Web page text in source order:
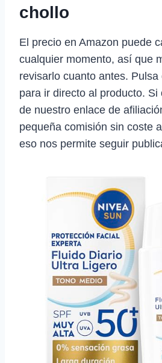
chollo
El precio en Amazon puede
cualquier momento, así que
revisarlo cuanto antes.
para ir directo al producto. Si
de nuestro enlace de
pequeña comisión sin coste
eso nos permite seguir